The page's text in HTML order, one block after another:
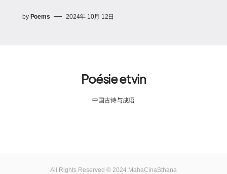
by Poems 2024年 10月 12日
Poésie et vin
中国古诗与成语
All Rights Reserved © 2024 MahaCinaSthana